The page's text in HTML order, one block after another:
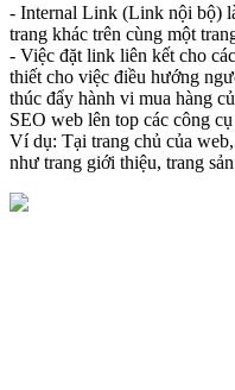
- Internal Link (Link nội bộ)
trang khác trên cùng một
- Việc đặt link liên kết cho
thiết cho việc điều hướng
thúc đẩy hành vi mua hàng
SEO web lên top các công
Ví dụ: Tại trang chủ của
như trang giới thiệu, trang